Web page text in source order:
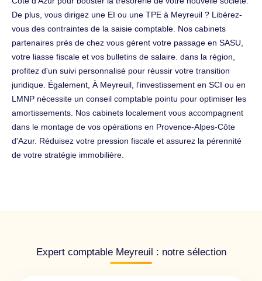
De plus, vous dirigez une EI ou une TPE à Meyreuil ? Libérez-
vous des contraintes de la saisie comptable. Nos cabinets
partenaires près de chez vous gèrent votre passage en SASU,
votre liasse fiscale et vos bulletins de salaire. dans la région,
profitez d'un suivi personnalisé pour réussir votre transition
juridique. Également, À Meyreuil, l'investissement en SCI ou en
LMNP nécessite un conseil comptable pointu pour optimiser les
amortissements. Nos cabinets localement vous accompagnent
dans le montage de vos opérations en Provence-Alpes-Côte
d'Azur. Réduisez votre pression fiscale et assurez la pérennité
de votre stratégie immobilière.
Expert comptable Meyreuil : notre sélection